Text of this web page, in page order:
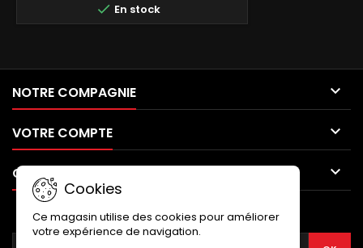
 En stock
NOTRE COMPAGNIE 
VOTRE COMPTE 
CONTACT 
Cookies
Ce magasin utilise des cookies pour améliorer
votre expérience de navigation.
LETTRE D'INFORMATIONS